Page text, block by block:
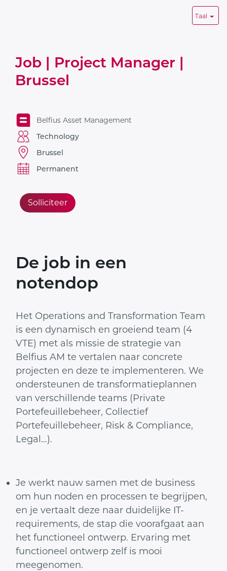
Taal
Job | Project Manager |
Brussel
Belfius Asset Management
Technology
Brussel
Permanent
Solliciteer
De job in een
notendop
Het Operations and Transformation Team
is een dynamisch en groeiend team (4
VTE) met als missie de strategie van
Belfius AM te vertalen naar concrete
projecten en deze te implementeren. We
ondersteunen de transformatieplannen
van verschillende teams (Private
Portefeuillebeheer, Collectief
Portefeuillebeheer, Risk & Compliance,
Legal…).
Je werkt nauw samen met de business
om hun noden en processen te begrijpen,
en je vertaalt deze naar duidelijke IT-
requirements, de stap die voorafgaat aan
het functioneel ontwerp. Ervaring met
functioneel ontwerp zelf is mooi
meegenomen.